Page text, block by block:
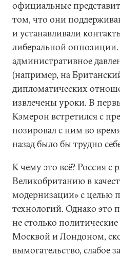
официальные
том, что они
и устанавливали
либеральной оппозиции.
административное
(например, на
дипломатических
извлечены уроки. В
Кэмерон встретился с
позировал с ним во
назад было бы трудно
К чему это всё? Россия с
Великобританию в
модернизации» с целью
технологий. Однако это
не столько
Москвой и Лондоном,
вымогательство, слабое